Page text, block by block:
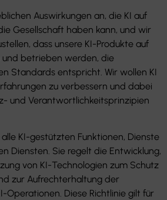
Auswirkungen an, die KI auf
Gesellschaft haben kann, und wir
dass unsere KI-Produkte auf
betrieben werden, die
Standards entspricht. Wir wollen KI
zu verbessern und dabei
und Verantwortlichkeitsprinzipien
KI-gestützten Funktionen, Dienste
Diensten. Sie regelt die Entwicklung,
von KI-Technologien zum Schutz
zur Aufrechterhaltung der
Operationen. Diese Richtlinie gilt für